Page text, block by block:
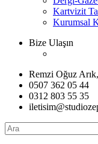
Kartvizit
Kurumsal
Bize Ulaşın
Remzi Oğuz
0507 362 05 44
0312 803 55 35